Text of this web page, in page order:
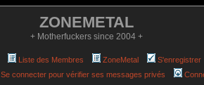
ZONEMETAL
+ Motherfuckers since 2004 +
Liste des Membres ZoneMetal
S'enregistrer
Se connecter pour vérifier ses messages privés